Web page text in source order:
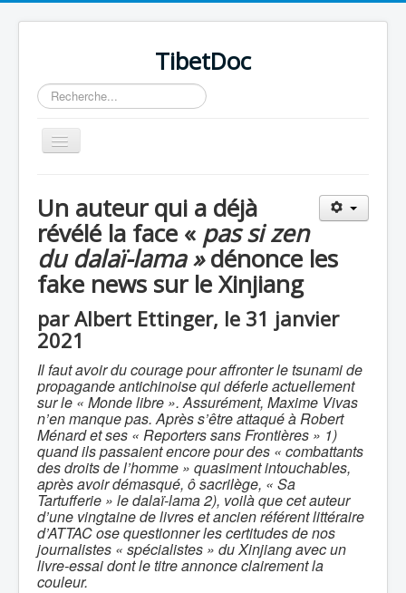
TibetDoc
Rechercher
Basculer
la
Un auteur qui a déjà
révélé la face « pas si zen
du dalaï-lama »dénonce les
fake news sur le Xinjiang
par Albert Ettinger, le 31 janvier
2021
Il faut avoir du courage pour affronter le tsunami de
propagande antichinoise qui déferle actuellement
sur le « Monde libre ». Assurément, Maxime Vivas
n’en manque pas. Après s’être attaqué à Robert
Ménard et ses « Reporters sans Frontières » 1)
quand ils passaient encore pour des « combattants
des droits de l’homme » quasiment intouchables,
après avoir démasqué, ô sacrilège, « Sa
Tartufferie » le dalaï-lama 2), voilà que cet auteur
d’une vingtaine de livres et ancien référent littéraire
d’ATTAC ose questionner les certitudes de nos
journalistes « spécialistes » du Xinjiang avec un
livre-essai dont le titre annonce clairement la
couleur.